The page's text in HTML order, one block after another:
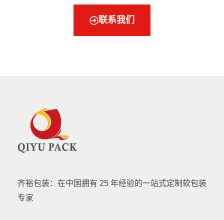
联系我们
齐裕包装：在中国拥有 25 年经验的一站式定制软包装
专家